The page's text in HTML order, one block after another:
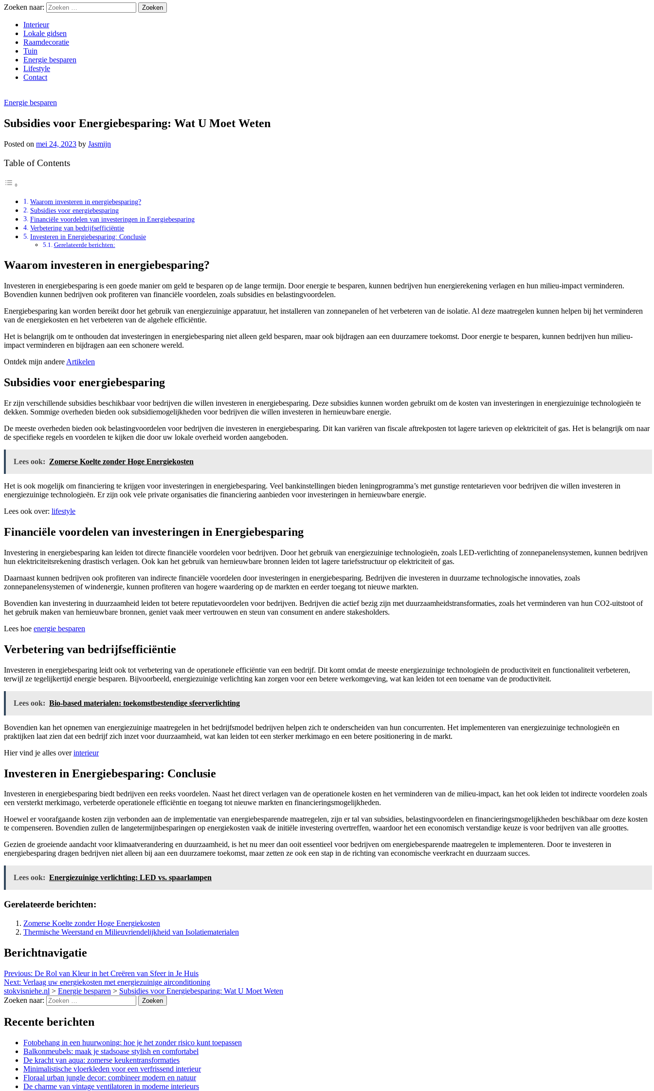
Zoeken naar:
Interieur
Lokale gidsen
Raamdecoratie
Tuin
Energie besparen
Lifestyle
Contact
Energie besparen
Subsidies voor Energiebesparing: Wat U Moet Weten
Posted on mei 24, 2023 by Jasmijn
Table of Contents
Waarom investeren in energiebesparing?
Subsidies voor energiebesparing
Financiële voordelen van investeringen in Energiebesparing
Verbetering van bedrijfsefficiëntie
Investeren in Energiebesparing: Conclusie
Gerelateerde berichten:
Waarom investeren in energiebesparing?
Investeren in energiebesparing is een goede manier om geld te besparen op de lange termijn. Door energie te besparen, kunnen bedrijven hun energierekening verlagen en hun milieu-impact verminderen.
Bovendien kunnen bedrijven ook profiteren van financiële voordelen, zoals subsidies en belastingvoordelen.
Energiebesparing kan worden bereikt door het gebruik van energiezuinige apparatuur, het installeren van zonnepanelen of het verbeteren van de isolatie. Al deze maatregelen kunnen helpen bij het verminderen
van de energiekosten en het verbeteren van de algehele efficiëntie.
Het is belangrijk om te onthouden dat investeringen in energiebesparing niet alleen geld besparen, maar ook bijdragen aan een duurzamere toekomst. Door energie te besparen, kunnen bedrijven hun milieu-
impact verminderen en bijdragen aan een schonere wereld.
Ontdek mijn andere Artikelen
Subsidies voor energiebesparing
Er zijn verschillende subsidies beschikbaar voor bedrijven die willen investeren in energiebesparing. Deze subsidies kunnen worden gebruikt om de kosten van investeringen in energiezuinige technologieën te
dekken. Sommige overheden bieden ook subsidiemogelijkheden voor bedrijven die willen investeren in hernieuwbare energie.
De meeste overheden bieden ook belastingvoordelen voor bedrijven die investeren in energiebesparing. Dit kan variëren van fiscale aftrekposten tot lagere tarieven op elektriciteit of gas. Het is belangrijk om naar
de specifieke regels en voordelen te kijken die door uw lokale overheid worden aangeboden.
Lees ook: Zomerse Koelte zonder Hoge Energiekosten
Het is ook mogelijk om financiering te krijgen voor investeringen in energiebesparing. Veel bankinstellingen bieden leningprogramma’s met gunstige rentetarieven voor bedrijven die willen investeren in
energiezuinige technologieën. Er zijn ook vele private organisaties die financiering aanbieden voor investeringen in hernieuwbare energie.
Lees ook over: lifestyle
Financiële voordelen van investeringen in Energiebesparing
Investering in energiebesparing kan leiden tot directe financiële voordelen voor bedrijven. Door het gebruik van energiezuinige technologieën, zoals LED-verlichting of zonnepanelensystemen, kunnen bedrijven
hun elektriciteitsrekening drastisch verlagen. Ook kan het gebruik van hernieuwbare bronnen leiden tot lagere tariefsstructuur op elektriciteit of gas.
Daarnaast kunnen bedrijven ook profiteren van indirecte financiële voordelen door investeringen in energiebesparing. Bedrijven die investeren in duurzame technologische innovaties, zoals
zonnepanelensystemen of windenergie, kunnen profiteren van hogere waardering op de markten en eerder toegang tot nieuwe markten.
Bovendien kan investering in duurzaamheid leiden tot betere reputatievoordelen voor bedrijven. Bedrijven die actief bezig zijn met duurzaamheidstransformaties, zoals het verminderen van hun CO2-uitstoot of
het gebruik maken van hernieuwbare bronnen, geniet vaak meer vertrouwen en steun van consument en andere stakesholders.
Lees hoe energie besparen
Verbetering van bedrijfsefficiëntie
Investeren in energiebesparing leidt ook tot verbetering van de operationele efficiëntie van een bedrijf. Dit komt omdat de meeste energiezuinige technologieën de productiviteit en functionaliteit verbeteren,
terwijl ze tegelijkertijd energie besparen. Bijvoorbeeld, energiezuinige verlichting kan zorgen voor een betere werkomgeving, wat kan leiden tot een toename van de productiviteit.
Lees ook: Bio-based materialen: toekomstbestendige sfeerverlichting
Bovendien kan het opnemen van energiezuinige maatregelen in het bedrijfsmodel bedrijven helpen zich te onderscheiden van hun concurrenten. Het implementeren van energiezuinige technologieën en
praktijken laat zien dat een bedrijf zich inzet voor duurzaamheid, wat kan leiden tot een sterker merkimago en een betere positionering in de markt.
Hier vind je alles overinterieur
Investeren in Energiebesparing: Conclusie
Investeren in energiebesparing biedt bedrijven een reeks voordelen. Naast het direct verlagen van de operationele kosten en het verminderen van de milieu-impact, kan het ook leiden tot indirecte voordelen zoals
een versterkt merkimago, verbeterde operationele efficiëntie en toegang tot nieuwe markten en financieringsmogelijkheden.
Hoewel er voorafgaande kosten zijn verbonden aan de implementatie van energiebesparende maatregelen, zijn er tal van subsidies, belastingvoordelen en financieringsmogelijkheden beschikbaar om deze kosten
te compenseren. Bovendien zullen de langetermijnbesparingen op energiekosten vaak de initiële investering overtreffen, waardoor het een economisch verstandige keuze is voor bedrijven van alle groottes.
Gezien de groeiende aandacht voor klimaatverandering en duurzaamheid, is het nu meer dan ooit essentieel voor bedrijven om energiebesparende maatregelen te implementeren. Door te investeren in
energiebesparing dragen bedrijven niet alleen bij aan een duurzamere toekomst, maar zetten ze ook een stap in de richting van economische veerkracht en duurzaam succes.
Lees ook: Energiezuinige verlichting: LED vs. spaarlampen
Gerelateerde berichten:
Zomerse Koelte zonder Hoge Energiekosten
Thermische Weerstand en Milieuvriendelijkheid van Isolatiematerialen
Berichtnavigatie
Previous: De Rol van Kleur in het Creëren van Sfeer in Je Huis
Next: Verlaag uw energiekosten met energiezuinige airconditioning
stokvisniehe.nl > Energie besparen > Subsidies voor Energiebesparing: Wat U Moet Weten
Zoeken naar:
Recente berichten
Fotobehang in een huurwoning: hoe je het zonder risico kunt toepassen
Balkonmeubels: maak je stadsoase stylish en comfortabel
De kracht van aqua: zomerse keukentransformaties
Minimalistische vloerkleden voor een verfrissend interieur
Floraal urban jungle decor: combineer modern en natuur
De charme van vintage ventilatoren in moderne interieurs